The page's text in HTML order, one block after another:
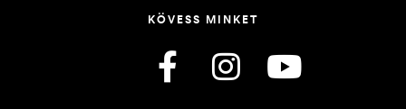
KÖVESS MINKET